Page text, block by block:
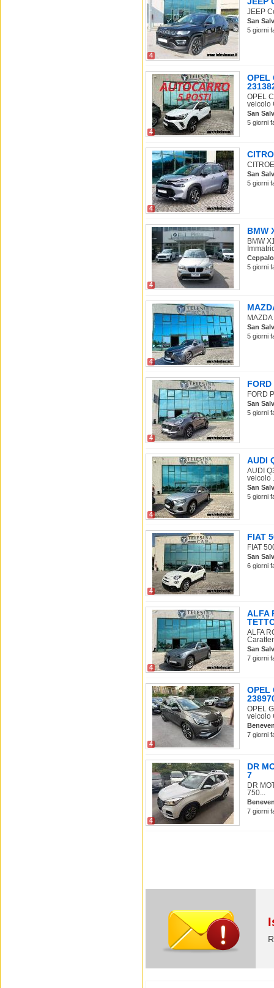
4
JEEP
San
5 giorni
4
OPEL
OPEL
veicolo
San
5 giorni
4
San
5 giorni
4
BMW
BMW
5 giorni
4
San
5 giorni
4
FORD
San
5 giorni
4
AUDI
AUDI
veicolo
San
5 giorni
4
FIAT
FIAT
San
6 giorni
4
ALFA
ALFA
San
7 giorni
4
OPEL
OPEL
veicolo
7 giorni
4
DR
7
DR
750...
7 giorni